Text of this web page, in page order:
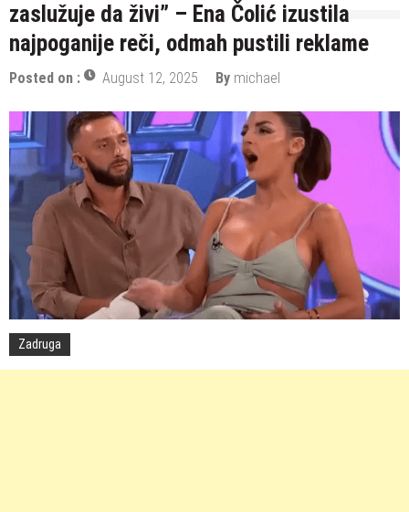
zaslužuje da živi” – Ena Čolić izustila
najpoganije reči, odmah pustili reklame
Posted on : August 12, 2025 By michael
Zadruga